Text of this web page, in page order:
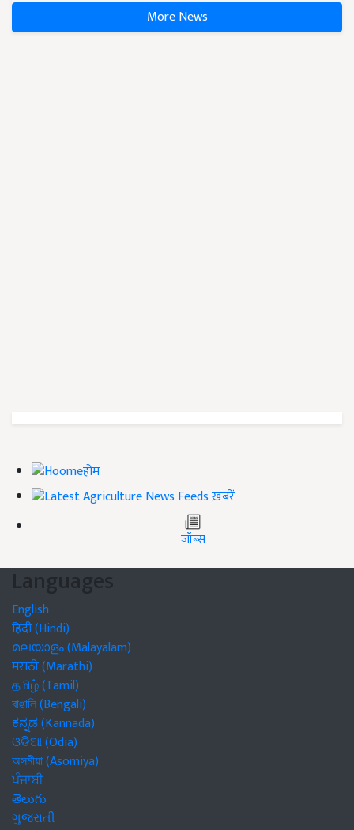
More News
होम
ख़बरें
जॉब्स
Languages
English
हिंदी (Hindi)
മലയാളം (Malayalam)
मराठी (Marathi)
தமிழ் (Tamil)
বাঙালি (Bengali)
ಕನ್ನಡ (Kannada)
ଓଡିଆ (Odia)
অসমীয়া (Asomiya)
ਪੰਜਾਬੀ
తెలుగు
ગુજરાતી